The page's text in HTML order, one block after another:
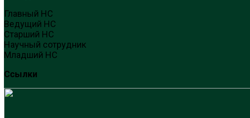
Главный НС
Ведущий НС
Старший НС
Научный сотрудник
Младший НС
Ссылки